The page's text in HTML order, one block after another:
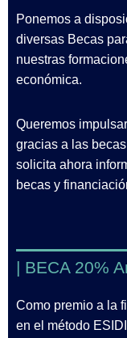
Ponemos a
diversas Becas
nuestras
económica.
Queremos
gracias a las
solicita ahora
becas y
| BECA 20%
Como premio a la
en el método